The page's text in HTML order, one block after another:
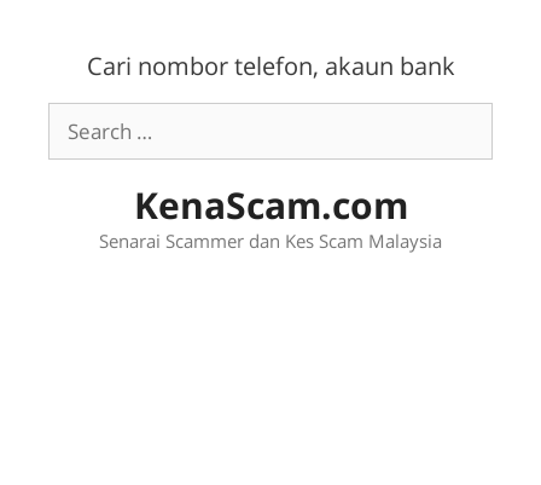
Cari nombor telefon, akaun bank
Search
for:
KenaScam.com
Senarai Scammer dan Kes Scam Malaysia